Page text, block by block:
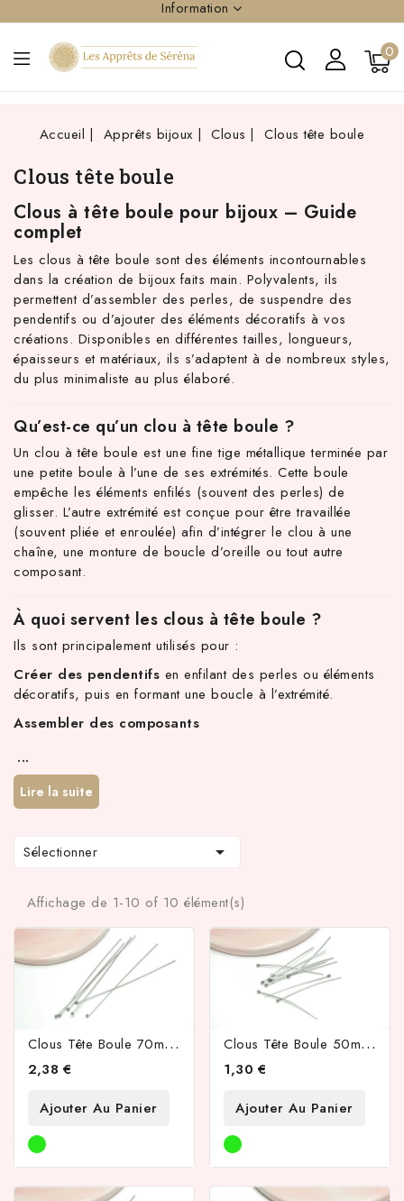
Information
0
d'achat hors frais de port en France métropolitaine ! À
Accueil Apprêts bijoux Clous Clous tête boule
Clous tête boule
Clous à tête boule pour bijoux – Guide
complet
Les clous à tête boule sont des éléments incontournables
dans la création de bijoux faits main. Polyvalents, ils
permettent d’assembler des perles, de suspendre des
pendentifs ou d’ajouter des éléments décoratifs à vos
créations. Disponibles en différentes tailles, longueurs,
épaisseurs et matériaux, ils s’adaptent à de nombreux styles,
du plus minimaliste au plus élaboré.
Qu’est-ce qu’un clou à tête boule ?
Un clou à tête boule est une fine tige métallique terminée par
une petite boule à l’une de ses extrémités. Cette boule
empêche les éléments enfilés (souvent des perles) de
glisser. L’autre extrémité est conçue pour être travaillée
(souvent pliée et enroulée) afin d’intégrer le clou à une
chaîne, une monture de boucle d’oreille ou tout autre
composant.
À quoi servent les clous à tête boule ?
Ils sont principalement utilisés pour :
Créer des pendentifs en enfilant des perles ou éléments
décoratifs, puis en formant une boucle à l’extrémité.
Assembler des composants
...
Lire la suite
Sélectionner 
Affichage de 1-10 of 10 élément(s)
C
Lous Tête Boule 70mm X 0.7mm En Acier Inoxydable 304 Couleur Acier
2,38 €
Ajouter Au Panier
C
Lous Tête Boule 50mm X 0.7mm En Acier Inoxydable 304 Couleur Acier
1,30 €
Ajouter Au Panier